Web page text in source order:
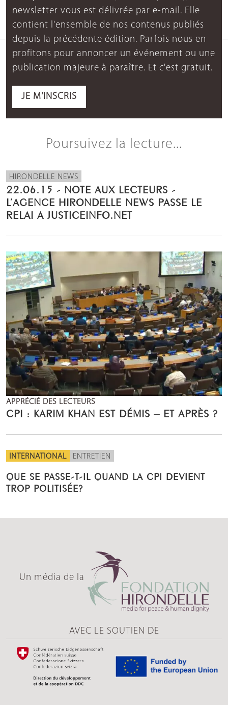
newsletter vous est délivrée par e-mail. Elle
contient l'ensemble de nos contenus publiés
depuis la précédente édition. Parfois nous en
profitons pour annoncer un événement ou une
publication majeure à paraître. Et c'est gratuit.
JE M'INSCRIS
Poursuivez la lecture...
HIRONDELLE NEWS
22.06.15 - NOTE AUX LECTEURS -
L’AGENCE HIRONDELLE NEWS PASSE LE
RELAI A JUSTICEINFO.NET
APPRÉCIÉ DES LECTEURS
CPI : KARIM KHAN EST DÉMIS – ET APRÈS ?
INTERNATIONAL ENTRETIEN
QUE SE PASSE-T-IL QUAND LA CPI DEVIENT
TROP POLITISÉE?
Un média de la
AVEC LE SOUTIEN DE